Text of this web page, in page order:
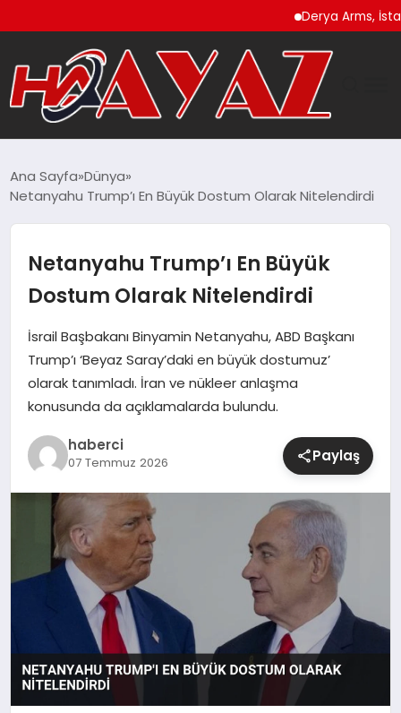
Derya Arms,
DÜNYA
EĞITIM
EKONOMI
MAGAZIN
SIYASET
TEKNOLOJI
YAŞAM
Ana Sayfa Dünya
Netanyahu Trump’ı En Büyük Dostum Olarak Nitelendirdi
Netanyahu Trump’ı En Büyük
Dostum Olarak Nitelendirdi
İsrail Başbakanı Binyamin Netanyahu, ABD Başkanı
Trump’ı ‘Beyaz Saray’daki en büyük dostumuz’
olarak tanımladı. İran ve nükleer anlaşma
konusunda da açıklamalarda bulundu.
haberci
07 Temmuz 2026 Paylaş